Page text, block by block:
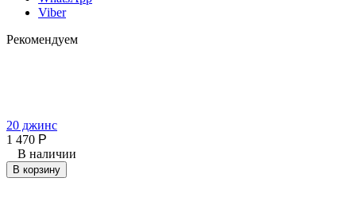
Viber
Рекомендуем
20 джинс
1 470 Р
В наличии
В корзину